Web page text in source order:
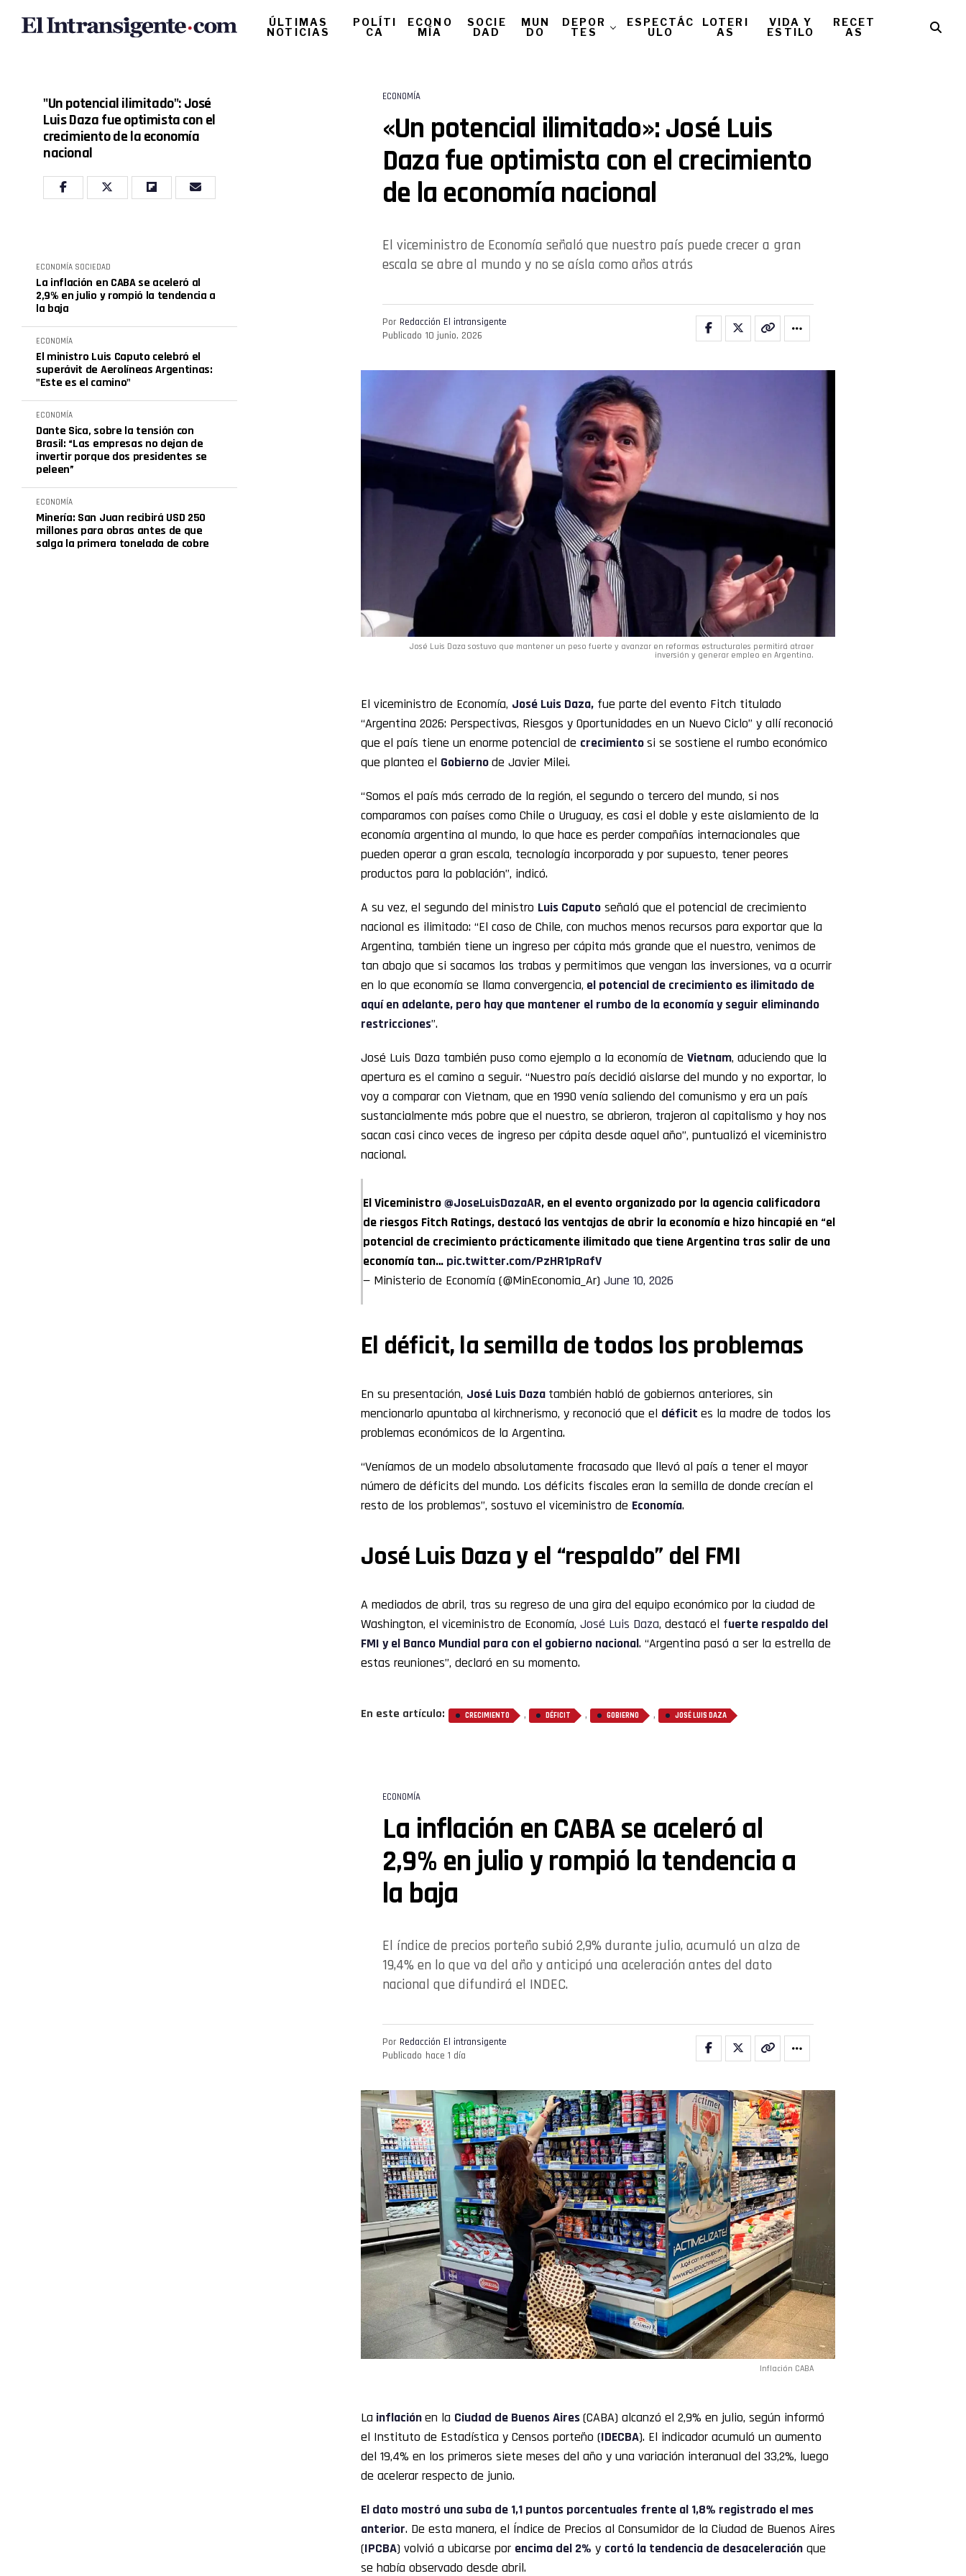
ÚLTIMAS
NOTICIAS
POLÍTI
CA
ECONO
MÍA
SOCIE
DAD
MUN
DO
DEPOR
TES
ESPECTÁC
ULO
LOTERI
AS
VIDA Y
ESTILO
RECET
AS
"Un potencial ilimitado": José
Luis Daza fue optimista con el
crecimiento de la economía
nacional
ECONOMÍA SOCIEDAD
La inflación en CABA se aceleró al
2,9% en julio y rompió la tendencia a
la baja
ECONOMÍA
El ministro Luis Caputo celebró el
superávit de Aerolíneas Argentinas:
"Este es el camino"
ECONOMÍA
Dante Sica, sobre la tensión con
Brasil: “Las empresas no dejan de
invertir porque dos presidentes se
peleen”
ECONOMÍA
Minería: San Juan recibirá USD 250
millones para obras antes de que
salga la primera tonelada de cobre
ECONOMÍA
«Un potencial ilimitado»: José Luis
Daza fue optimista con el crecimiento
de la economía nacional
El viceministro de Economía señaló que nuestro país puede crecer a gran
escala se abre al mundo y no se aísla como años atrás
Por Redacción El intransigente
Publicado 10 junio, 2026
José Luis Daza sostuvo que mantener un peso fuerte y avanzar en reformas estructurales permitirá atraer
inversión y generar empleo en Argentina.
El viceministro de Economía, José Luis Daza, fue parte del evento Fitch titulado
“Argentina 2026: Perspectivas, Riesgos y Oportunidades en un Nuevo Ciclo” y allí reconoció
que el país tiene un enorme potencial de crecimientosi se sostiene el rumbo económico
que plantea el Gobiernode Javier Milei.
“Somos el país más cerrado de la región, el segundo o tercero del mundo, si nos
comparamos con países como Chile o Uruguay, es casi el doble y este aislamiento de la
economía argentina al mundo, lo que hace es perder compañías internacionales que
pueden operar a gran escala, tecnología incorporada y por supuesto, tener peores
productos para la población”, indicó.
A su vez, el segundo del ministro Luis Caputo señaló que el potencial de crecimiento
nacional es ilimitado: “El caso de Chile, con muchos menos recursos para exportar que la
Argentina, también tiene un ingreso per cápita más grande que el nuestro, venimos de
tan abajo que si sacamos las trabas y permitimos que vengan las inversiones, va a ocurrir
en lo que economía se llama convergencia, el potencial de crecimiento es ilimitado de
aquí en adelante, pero hay que mantener el rumbo de la economía y seguir eliminando
restricciones”.
José Luis Daza también puso como ejemplo a la economía de Vietnam, aduciendo que la
apertura es el camino a seguir. “Nuestro país decidió aislarse del mundo y no exportar, lo
voy a comparar con Vietnam, que en 1990 venía saliendo del comunismo y era un país
sustancialmente más pobre que el nuestro, se abrieron, trajeron al capitalismo y hoy nos
sacan casi cinco veces de ingreso per cápita desde aquel año”, puntualizó el viceministro
nacional.
El Viceministro@JoseLuisDazaAR, en el evento organizado por la agencia calificadora
de riesgos Fitch Ratings, destacó las ventajas de abrir la economía e hizo hincapié en “el
potencial de crecimiento prácticamente ilimitado que tiene Argentina tras salir de una
economía tan… pic.twitter.com/PzHR1pRafV
— Ministerio de Economía (@MinEconomia_Ar) June 10, 2026
El déficit, la semilla de todos los problemas
En su presentación, José Luis Daza también habló de gobiernos anteriores, sin
mencionarlo apuntaba al kirchnerismo, y reconoció que el déficit es la madre de todos los
problemas económicos de la Argentina.
“Veníamos de un modelo absolutamente fracasado que llevó al país a tener el mayor
número de déficits del mundo. Los déficits fiscales eran la semilla de donde crecían el
resto de los problemas”, sostuvo el viceministro de Economía.
José Luis Daza y el “respaldo” del FMI
A mediados de abril, tras su regreso de una gira del equipo económico por la ciudad de
Washington, el viceministro de Economía, José Luis Daza, destacó el fuerte respaldo del
FMI y el Banco Mundial para con el gobierno nacional. “Argentina pasó a ser la estrella de
estas reuniones”, declaró en su momento.
En este artículo: CRECIMIENTO , DÉFICIT , GOBIERNO , JOSÉ LUIS DAZA
ECONOMÍA
La inflación en CABA se aceleró al
2,9% en julio y rompió la tendencia a
la baja
El índice de precios porteño subió 2,9% durante julio, acumuló un alza de
19,4% en lo que va del año y anticipó una aceleración antes del dato
nacional que difundirá el INDEC.
Por Redacción El intransigente
Publicado hace 1 día
Inflación CABA
La inflaciónen la Ciudad de Buenos Aires(CABA) alcanzó el 2,9% en julio, según informó
el Instituto de Estadística y Censos porteño (IDECBA). El indicador acumuló un aumento
del 19,4% en los primeros siete meses del año y una variación interanual del 33,2%, luego
de acelerar respecto de junio.
El dato mostró una suba de 1,1 puntos porcentuales frente al 1,8% registrado el mes
anterior. De esta manera, el Índice de Precios al Consumidor de la Ciudad de Buenos Aires
(IPCBA) volvió a ubicarse por encima del 2% y cortó la tendencia de desaceleración que
se había observado desde abril.